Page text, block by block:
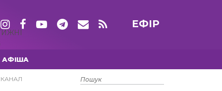
ЕФІР
АФІША
15 ТРАВНЯ